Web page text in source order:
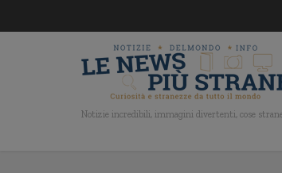
Notizie incredibili, immagini divertenti, cose